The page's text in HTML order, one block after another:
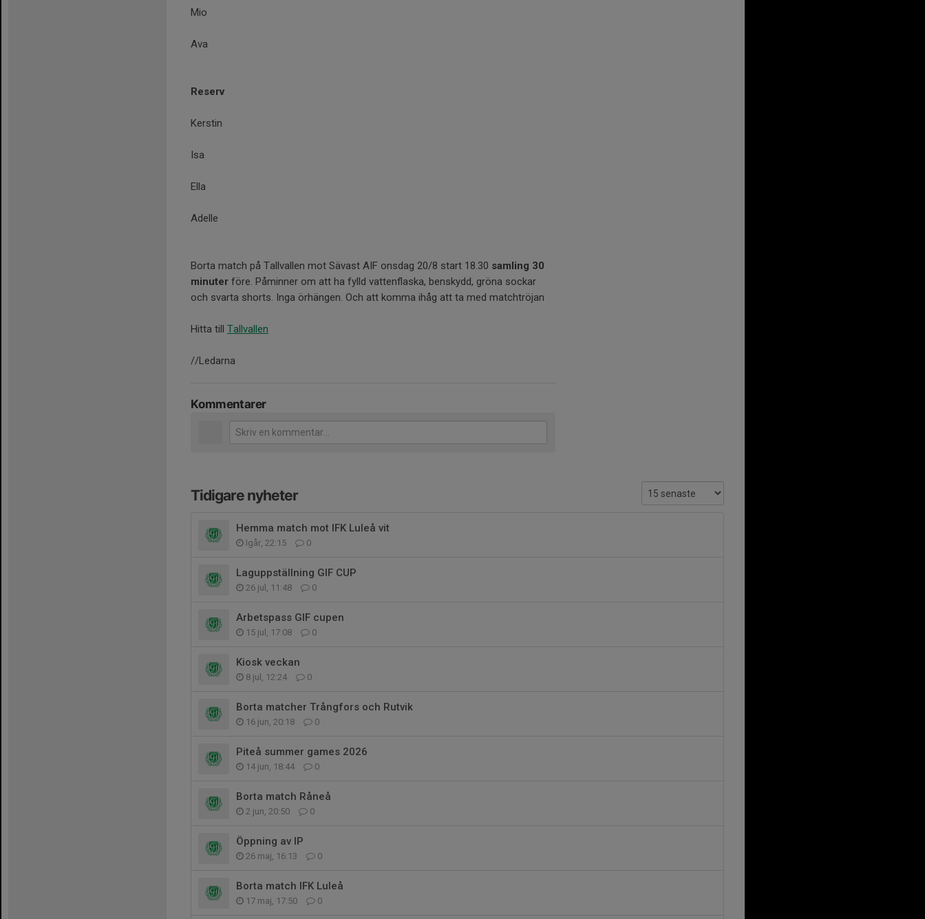
Mio
Ava
Reserv
Kerstin
Isa
Ella
Adelle
Borta match på Tallvallen mot Sävast AIF onsdag 20/8 start 18.30 samling 30
minuter före. Påminner om att ha fylld vattenflaska, benskydd, gröna sockar
och svarta shorts. Inga örhängen. Och att komma ihåg att ta med matchtröjan
Hitta till Tallvallen
//Ledarna
Kommentarer
Tidigare nyheter
Hemma match mot IFK Luleå vit
Igår, 22:15 0
Laguppställning GIF CUP
26 jul, 11:48 0
Arbetspass GIF cupen
15 jul, 17:08 0
Kiosk veckan
8 jul, 12:24 0
Borta matcher Trångfors och Rutvik
16 jun, 20:18 0
Piteå summer games 2026
14 jun, 18:44 0
Borta match Råneå
2 jun, 20:50 0
Öppning av IP
26 maj, 16:13 0
Borta match IFK Luleå
17 maj, 17:50 0